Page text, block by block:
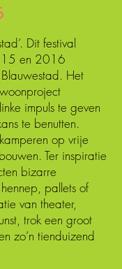
Dit festival
en 2016
Het
impuls te geven
te benutten.
op vrije
Ter inspiratie
bizarre
pallets of
van theater,
trok een groot
zo’n tienduizend